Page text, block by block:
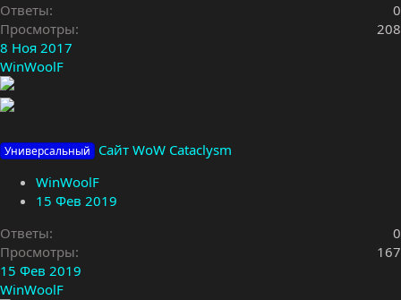
Ответы
0
Просмотры
208
8 Ноя 2017
WinWoolF
Универсальный
Сайт WoW Cataclysm
WinWoolF
15 Фев 2019
Ответы
0
Просмотры
167
15 Фев 2019
WinWoolF